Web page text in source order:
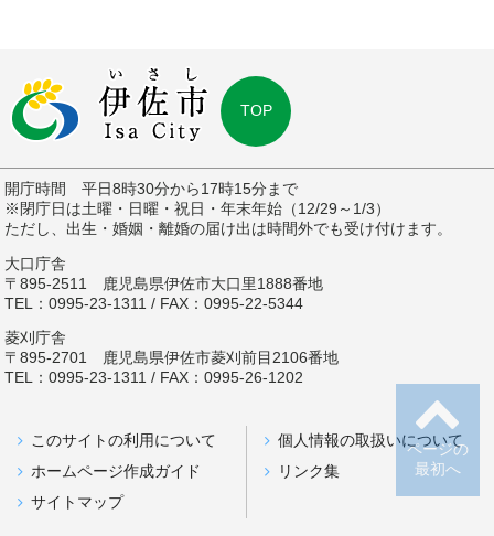
ページの
最初へ
TOP
開庁時間 平日8時30分から17時15分まで
※閉庁日は土曜・日曜・祝日・年末年始（12/29～1/3）
ただし、出生・婚姻・離婚の届け出は時間外でも受け付けます。
大口庁舎
〒895-2511 鹿児島県伊佐市大口里1888番地
TEL：0995-23-1311 / FAX：0995-22-5344
菱刈庁舎
〒895-2701 鹿児島県伊佐市菱刈前目2106番地
TEL：0995-23-1311 / FAX：0995-26-1202
このサイトの利用について
個人情報の取扱いについて
ホームページ作成ガイド
リンク集
サイトマップ